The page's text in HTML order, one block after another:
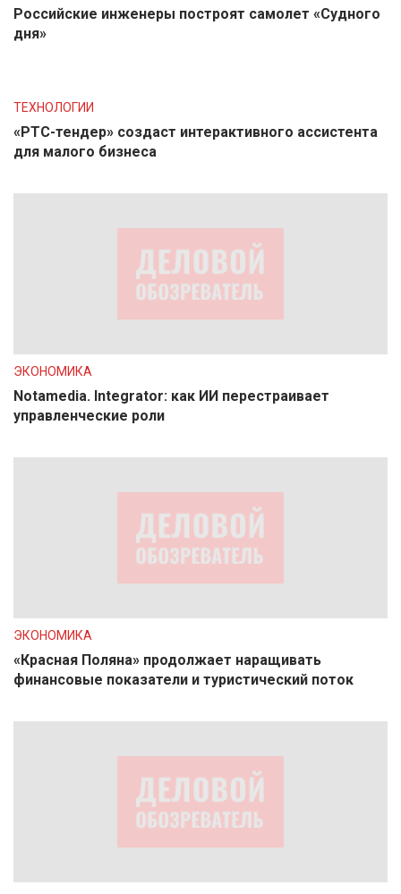
Российские инженеры построят самолет «Судного
дня»
ТЕХНОЛОГИИ
«РТС-тендер» создаст интерактивного ассистента
для малого бизнеса
ЭКОНОМИКА
Notamedia. Integrator: как ИИ перестраивает
управленческие роли
ЭКОНОМИКА
«Красная Поляна» продолжает наращивать
финансовые показатели и туристический поток